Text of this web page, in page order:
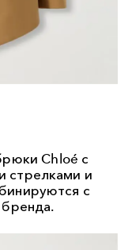
Chloé с
стрелками и
с